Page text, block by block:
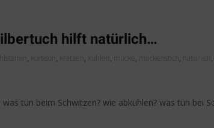
hilft natürlich…
, kortison , kratzen , , mücke , mückenstich , natürlich ,
tun beim Schwitzen? wie abkühlen? was tun bei